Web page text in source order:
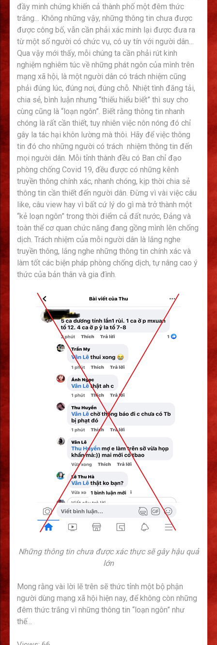
đầy minh chứng khiến cả thành phố một đêm thức
trắng… Không những vậy, những thông tin chưa được
được công bố, vẫn cần phải xác minh lại được đưa ra
từ một số người có chức vụ, có uy tín với người dân…
Qua vậy mới thấy, mỗi chúng ta cần phải rút kinh
nghiệm nghiêm túc về những phát ngôn của mình trên
mạng xã hội, là một người dân có trách nhiệm cũng
phải đúng lúc, đúng nơi, đúng chỗ. Nhiệt tình đăng tải,
chia sẻ, bình luận nhưng “thiếu hiểu biết” thì suy cho
cùng cũng là “loạn ngôn”. Biết rằng thông tin nhanh
chóng là rất cần thiết, tuy nhiên việc nôn nóng đó chỉ
gây la tác hại khôn lường mà thôi. Hãy để việc thông
tin đó cho những người có trách nhiệm thông tin đến
mọi người dân. Mỗi tỉnh thành đều có Ban chỉ đạo
phòng chống Covid 19, đều được có những kênh
truyền thông chính xác, nhanh chóng, kịp thời chia sẻ
thông tin cần thiết đến người dân. Đừng vì vài việc câu
like, câu view hay vì bất cứ lý do gì mà trở thành một
“kẻ loạn ngôn” trong thời điểm cả đất nước, Đảng và
toàn thể cơ quan chức năng đang gồng mình lên chống
dịch. Trách nhiệm của mỗi người dân là lắng nghe
truyền thông, lắng nghe những thông tin chính xác và
làm tốt các biện pháp phòng chống dịch, tự nâng cao ý
thức của bản thân và gia đình.
Những thông tin chưa được xác thực sẽ gây hậu quả
lớn
Mong rằng vài lời lẽ trên sẽ thức tỉnh một bộ phận
người dùng mạng xã hội hiện nay, để không còn những
đêm thức trắng vì những thông tin “loạn ngôn” như
thế…